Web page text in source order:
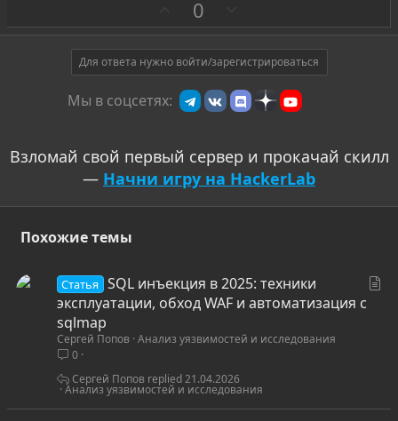
а
0
р
о
т
и
в
Для ответа нужно войти/зарегистрироваться
Мы в соцсетях:
Взломай свой первый сервер и прокачай скилл
— Начни игру на HackerLab
Похожие темы
Статья
SQL инъекция в 2025: техники
эксплуатации, обход WAF и автоматизация с
sqlmap
Сергей Попов Анализ уязвимостей и исследования
0
Анализ уязвимостей и исследования
21.04.2026
Сергей Попов